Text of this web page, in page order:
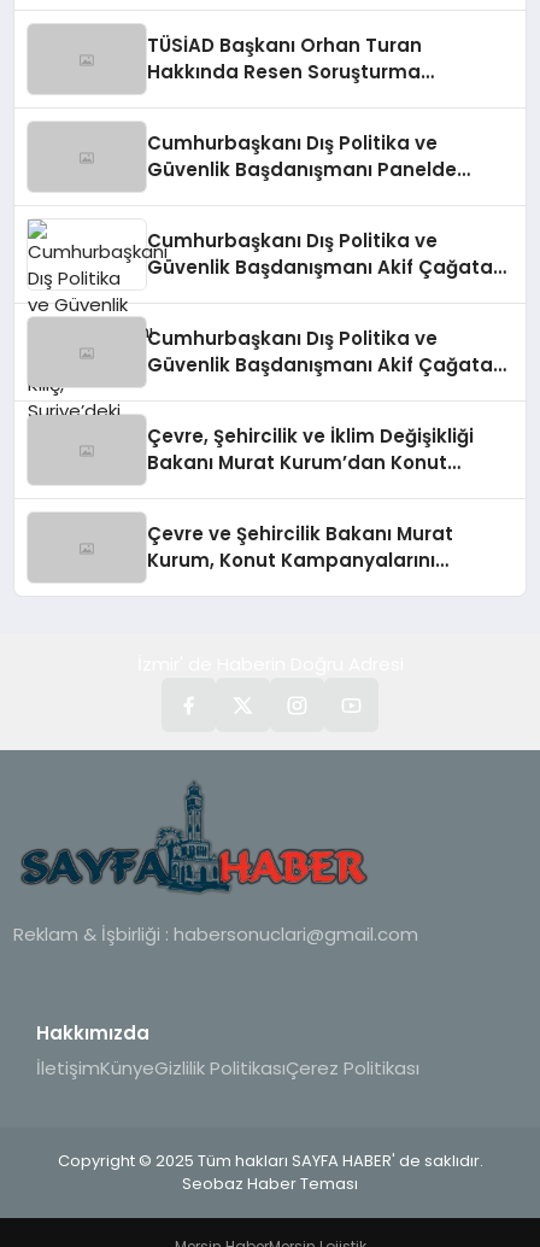
TÜSİAD Başkanı Orhan Turan
Hakkında Resen Soruşturma
Cumhurbaşkanı Dış Politika ve
Güvenlik Başdanışmanı Panelde
Cumhurbaşkanı Dış Politika ve
Güvenlik Başdanışmanı Akif Çağatay
Cumhurbaşkanı Dış Politika ve
Güvenlik Başdanışmanı Akif Çağatay
Çevre, Şehircilik ve İklim Değişikliği
Bakanı Murat Kurum’dan Konut
Çevre ve Şehircilik Bakanı Murat
Kurum, Konut Kampanyalarını
Reklam & İşbirliği : habersonuclari@gmail.com
Hakkımızda
İletişimKünyeGizlilik PolitikasıÇerez Politikası
Copyright © 2025 Tüm hakları SAYFA HABER' de saklıdır.
Seobaz Haber Teması